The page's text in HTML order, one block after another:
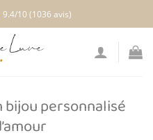
9.4/10(1036 avis)
bijou personnalisé